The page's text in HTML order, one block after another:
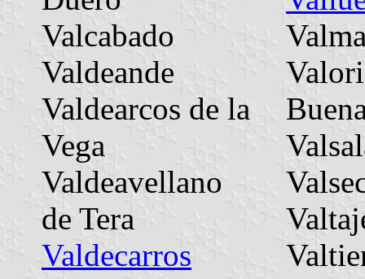
Valcabado
Valdeande
Valdearcos de la
Vega
Valdeavellano
de Tera
Valdecarros